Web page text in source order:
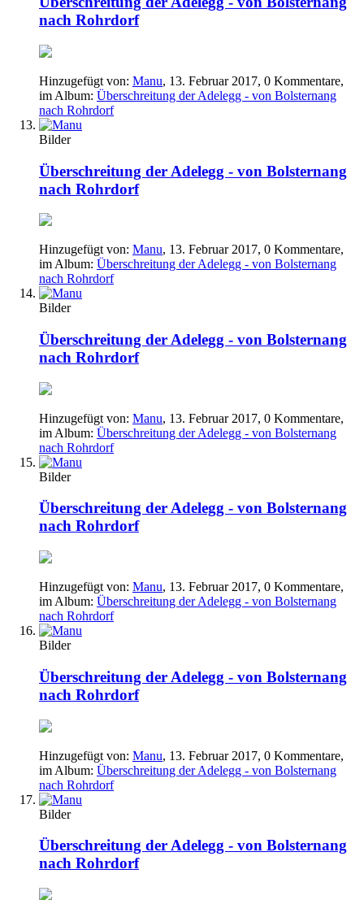
nach Rohrdorf
Hinzugefügt von: Manu, 13. Februar 2017, 0 Kommentare,
im Album: Überschreitung der Adelegg - von Bolsternang
nach Rohrdorf
Bilder
Überschreitung der Adelegg - von Bolsternang
nach Rohrdorf
Hinzugefügt von: Manu, 13. Februar 2017, 0 Kommentare,
im Album: Überschreitung der Adelegg - von Bolsternang
nach Rohrdorf
Bilder
Überschreitung der Adelegg - von Bolsternang
nach Rohrdorf
Hinzugefügt von: Manu, 13. Februar 2017, 0 Kommentare,
im Album: Überschreitung der Adelegg - von Bolsternang
nach Rohrdorf
Bilder
Überschreitung der Adelegg - von Bolsternang
nach Rohrdorf
Hinzugefügt von: Manu, 13. Februar 2017, 0 Kommentare,
im Album: Überschreitung der Adelegg - von Bolsternang
nach Rohrdorf
Bilder
Überschreitung der Adelegg - von Bolsternang
nach Rohrdorf
Hinzugefügt von: Manu, 13. Februar 2017, 0 Kommentare,
im Album: Überschreitung der Adelegg - von Bolsternang
nach Rohrdorf
Bilder
Überschreitung der Adelegg - von Bolsternang
nach Rohrdorf